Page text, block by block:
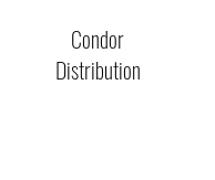
Condor
Distribution